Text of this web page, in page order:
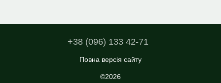
+38 (096) 133 42-71
Повна версія сайту
©2026